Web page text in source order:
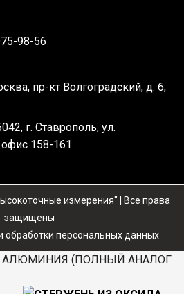
98-56
пр-кт Волгоградский, д. 6,
г. Ставрополь, ул.
158-161
измерения" | Все права
защищены
обработки персональных данных
АЛЮМИНИЯ (ПОЛНЫЙ АНАЛОГ